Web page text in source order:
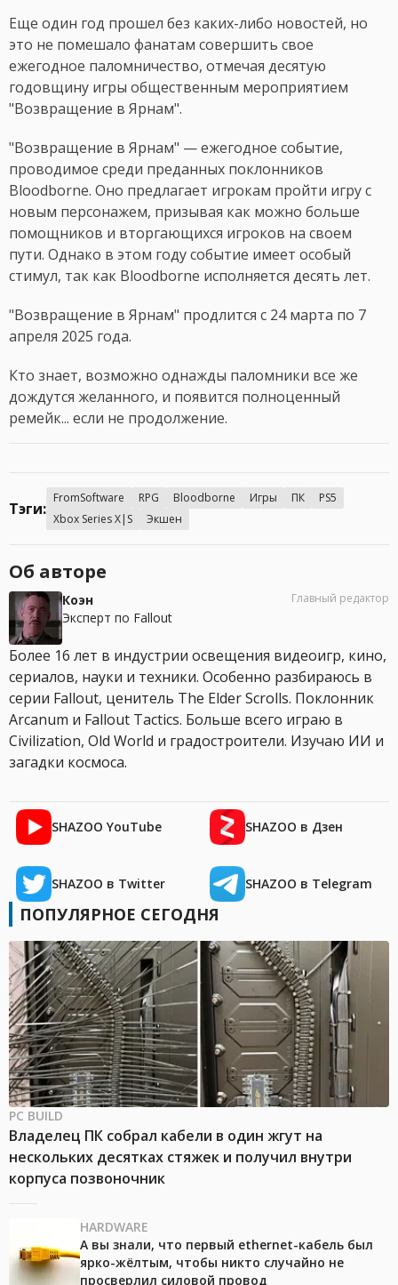
Еще один год прошел без каких-либо новостей, но
это не помешало фанатам совершить свое
ежегодное паломничество, отмечая десятую
годовщину игры общественным мероприятием
"Возвращение в Ярнам".
"Возвращение в Ярнам" — ежегодное событие,
проводимое среди преданных поклонников
Bloodborne. Оно предлагает игрокам пройти игру с
новым персонажем, призывая как можно больше
помощников и вторгающихся игроков на своем
пути. Однако в этом году событие имеет особый
стимул, так как Bloodborne исполняется десять лет.
"Возвращение в Ярнам" продлится с 24 марта по 7
апреля 2025 года.
Кто знает, возможно однажды паломники все же
дождутся желанного, и появится полноценный
ремейк... если не продолжение.
Тэги:
FromSoftware RPG Bloodborne Игры ПК
PS5
Xbox Series X|S
Экшен
Об авторе
Коэн
Эксперт по Fallout
Главный редактор
Более 16 лет в индустрии освещения видеоигр, кино,
сериалов, науки и техники. Особенно разбираюсь в
серии Fallout, ценитель The Elder Scrolls. Поклонник
Arcanum и Fallout Tactics. Больше всего играю в
Civilization, Old World и градостроители. Изучаю ИИ и
загадки космоса.
SHAZOO YouTube SHAZOO в Дзен
SHAZOO в Twitter SHAZOO в Telegram
ПОПУЛЯРНОЕ СЕГОДНЯ
PC BUILD
Владелец ПК собрал кабели в один жгут на
нескольких десятках стяжек и получил внутри
корпуса позвоночник
HARDWARE
А вы знали, что первый ethernet-кабель был
ярко-жёлтым, чтобы никто случайно не
просверлил силовой провод